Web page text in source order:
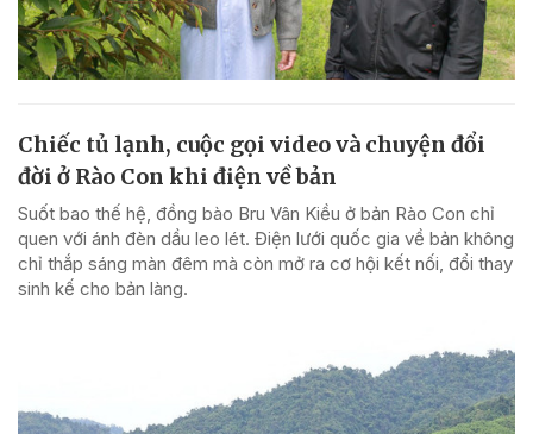
Chiếc tủ lạnh, cuộc gọi video và chuyện đổi
đời ở Rào Con khi điện về bản
Suốt bao thế hệ, đồng bào Bru Vân Kiều ở bản Rào Con chỉ
quen với ánh đèn dầu leo lét. Điện lưới quốc gia về bản không
chỉ thắp sáng màn đêm mà còn mở ra cơ hội kết nối, đổi thay
sinh kế cho bản làng.